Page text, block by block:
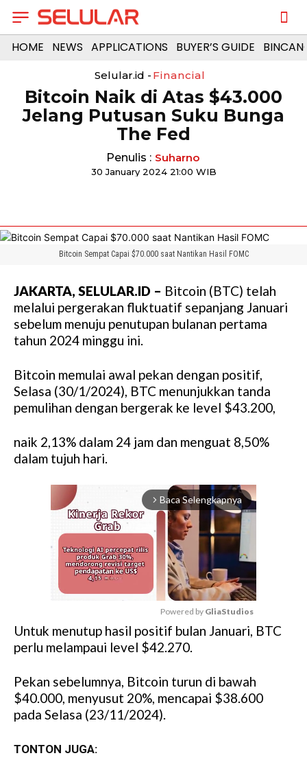
HOME NEWS APPLICATIONS BUYER’S GUIDE
Selular.id - Financial
Bitcoin Naik di Atas $43.000
Jelang Putusan Suku Bunga
The Fed
Penulis : Suharno
30 January 2024 21:00 WIB
Bitcoin Sempat Capai $70.000 saat Nantikan Hasil FOMC
JAKARTA, SELULAR.ID – Bitcoin (BTC) telah
melalui pergerakan fluktuatif sepanjang Januari
sebelum menuju penutupan bulanan pertama
tahun 2024 minggu ini.
Bitcoin memulai awal pekan dengan positif,
Selasa (30/1/2024), BTC menunjukkan tanda
pemulihan dengan bergerak ke level $43.200,
naik 2,13% dalam 24 jam dan menguat 8,50%
dalam tujuh hari.
arrow_forward_ios Baca Selengkapnya
M
e
Powered by GliaStudios
Untuk menutup hasil positif bulan Januari, BTC
perlu melampaui level $42.270.
Pekan sebelumnya, Bitcoin turun di bawah
$40.000, menyusut 20%, mencapai $38.600
pada Selasa (23/11/2024).
TONTON JUGA: